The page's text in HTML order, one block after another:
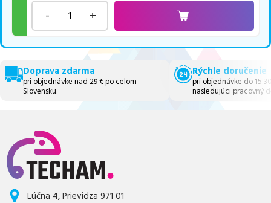
- +
Doprava zdarma
pri objednávke nad 29 € po celom
Slovensku.
Rýchle doručenie
pri objednávke do
nasledujúci pracovný
Lúčna 4, Prievidza 971 01